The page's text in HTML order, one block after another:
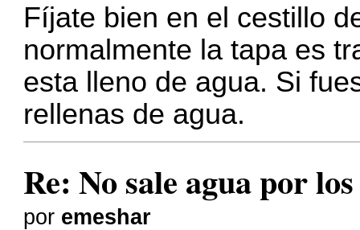
Fíjate bien en el cestillo
normalmente la tapa es
esta lleno de agua. Si
rellenas de agua.
Re: No sale agua por
por emeshar